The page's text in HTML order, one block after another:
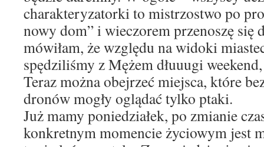
charakteryzatorki to mistrzostwo po
nowy dom” i wieczorem przenoszę się
mówiłam, że względu na widoki
spędziliśmy z Mężem dłuuugi
Teraz można obejrzeć miejsca, które
dronów mogły oglądać tylko ptaki.
Już mamy poniedziałek, po zmianie
konkretnym momencie życiowym jest